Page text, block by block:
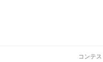
コンテス